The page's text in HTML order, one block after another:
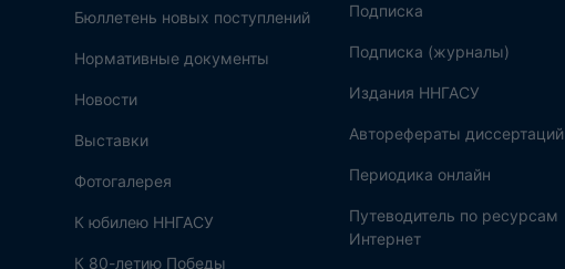
Бюллетень новых поступлений
Нормативные документы
Новости
Выставки
Фотогалерея
К юбилею ННГАСУ
К 80-летию Победы
Подписка
Подписка (журналы)
Издания ННГАСУ
Авторефераты диссертаций
Периодика онлайн
Путеводитель по ресурсам
Интернет